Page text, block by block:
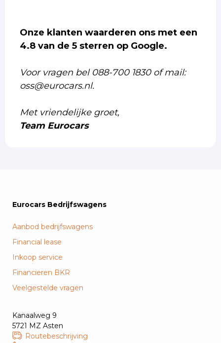
Onze klanten waarderen ons met een
4.8 van de 5 sterren op Google.
Voor vragen bel 088-700 1830 of mail:
oss@eurocars.nl.
Met vriendelijke groet,
Team Eurocars
Eurocars Bedrijfswagens
Aanbod bedrijfswagens
Financial lease
Inkoop service
Financieren BKR
Veelgestelde vragen
Kanaalweg 9
5721 MZ Asten
Routebeschrijving